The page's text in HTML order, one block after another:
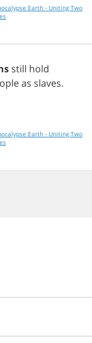
Earth - Uniting Two
still hold
as slaves.
Earth - Uniting Two